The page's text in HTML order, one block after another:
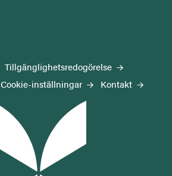
Tillgänglighetsredogörelse
Cookie-inställningar Kontakt